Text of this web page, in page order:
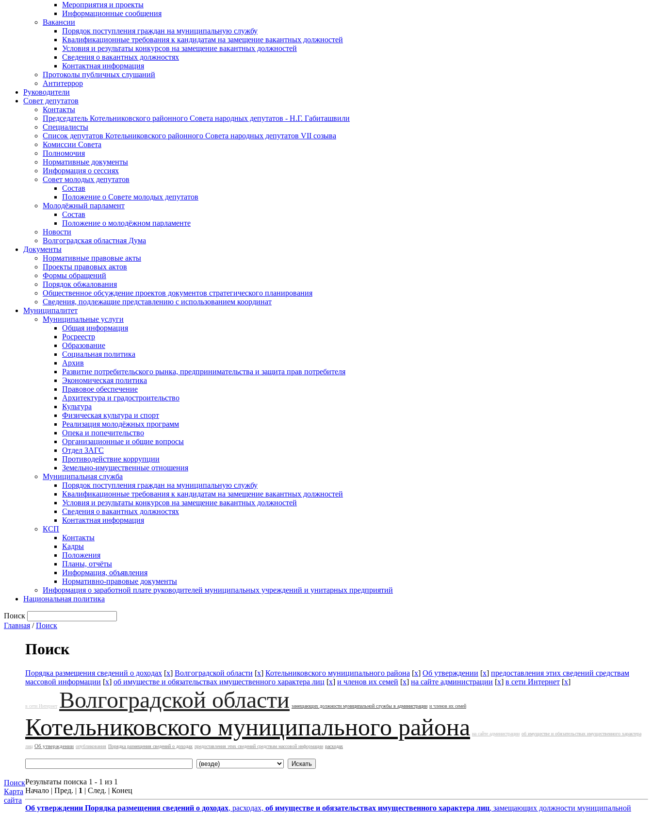
Мероприятия и проекты
Информационные сообщения
Вакансии
Порядок поступления граждан на муниципальную службу
Квалификационные требования к кандидатам на замещение вакантных должностей
Условия и результаты конкурсов на замещение вакантных должностей
Сведения о вакантных должностях
Контактная информация
Протоколы публичных слушаний
Антитеррор
Руководители
Совет депутатов
Контакты
Председатель Котельниковского районного Совета народных депутатов - Н.Г. Габиташвили
Специалисты
Список депутатов Котельниковского районного Совета народных депутатов VII созыва
Комиссии Совета
Полномочия
Нормативные документы
Информация о сессиях
Совет молодых депутатов
Состав
Положение о Совете молодых депутатов
Молодёжный парламент
Состав
Положение о молодёжном парламенте
Новости
Волгоградская областная Дума
Документы
Нормативные правовые акты
Проекты правовых актов
Формы обращений
Порядок обжалования
Общественное обсуждение проектов документов стратегического планирования
Сведения, подлежащие представлению с использованием координат
Муниципалитет
Муниципальные услуги
Общая информация
Росреестр
Образование
Социальная политика
Архив
Развитие потребительского рынка, предпринимательства и защита прав потребителя
Экономическая политика
Правовое обеспечение
Архитектура и градостроительство
Культура
Физическая культура и спорт
Реализация молодёжных программ
Опека и попечительство
Организационные и общие вопросы
Отдел ЗАГС
Противодействие коррупции
Земельно-имущественные отношения
Муниципальная служба
Порядок поступления граждан на муниципальную службу
Квалификационные требования к кандидатам на замещение вакантных должностей
Условия и результаты конкурсов на замещение вакантных должностей
Сведения о вакантных должностях
Контактная информация
КСП
Контакты
Кадры
Положения
Планы, отчёты
Информация, объявления
Нормативно-правовые документы
Информация о заработной плате руководителей муниципальных учреждений и унитарных предприятий
Национальная политика
Поиск
Главная /Поиск
Поиск
Карта
сайта
Поиск
Порядка размещения сведений о доходах [x] Волгоградской области [x] Котельниковского муниципального района [x] Об утверждении [x] предоставления этих сведений средствам
массовой информации [x] об имуществе и обязательствах имущественного характера лиц [x] и членов их семей [x] на сайте администрации [x] в сети Интернет [x]
в сети Интернет Волгоградской области замещающих должности муниципальной службы в администрации и членов их семей
Котельниковского муниципального района на сайте администрации об имуществе и обязательствах имущественного характера
лиц Об утверждении опубликования Порядка размещения сведений о доходах предоставления этих сведений средствам массовой информации расходах
Результаты поиска 1 - 1 из 1
Начало | Пред. | 1 | След. | Конец
Об утверждении Порядка размещения сведений о доходах, расходах, об имуществе и обязательствах имущественного характера лиц, замещающих должности муниципальной